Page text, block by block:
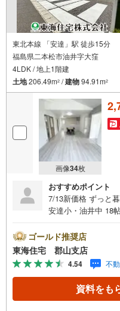
東北本線 「安達」駅 徒歩15分
福島県二本松市油井字大窪
4LDK / 地上1階建
土地206.49m2 /建物94.91m2
画像34枚
おすすめポイント
7/13新価格 ずっと
安達小・油井中 18
た新築住宅 ■東海住
中心に多数の物件
な物件をご紹介可能
お家の購入だけで
きる限りお客様の
物件をお預かり致
ゴールド推奨店
東海住宅 郡山支店
4.54 不
資料をも